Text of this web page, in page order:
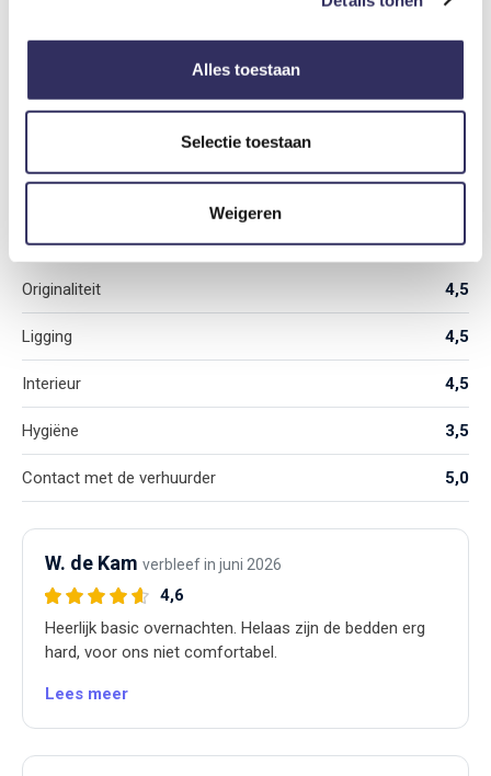
Alles toestaan
Selectie toestaan
Weigeren
Echte gasten, echte ervaringen.
4,4
Gemiddeld aantal sterren gebaseerd op 2 reviews
Originaliteit 4,5
Ligging 4,5
Interieur 4,5
Hygiëne 3,5
Contact met de verhuurder 5,0
W. de Kam verbleef in juni 2026
4,6
Heerlijk basic overnachten. Helaas zijn de bedden erg
hard, voor ons niet comfortabel.
Lees meer